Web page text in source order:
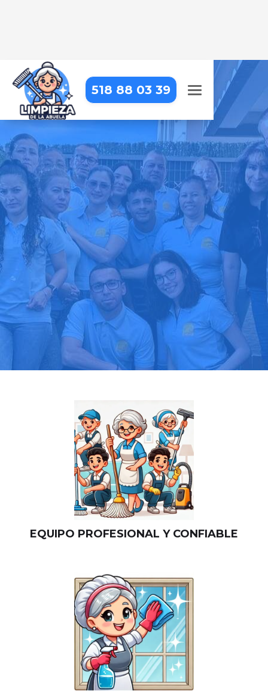
518 88 03 39
LIMPIEZA DE OBRA EN
BENALAURÍA
Dejamos tu obra impecable, con
una limpieza detallada que resalta
cada acabado
Pide tu presupuesto gratis
Llama hoy: 518 88 03 39
Más de 1000 clientes confían en nosotros
⭐⭐⭐⭐⭐
EQUIPO PROFESIONAL Y CONFIABLE